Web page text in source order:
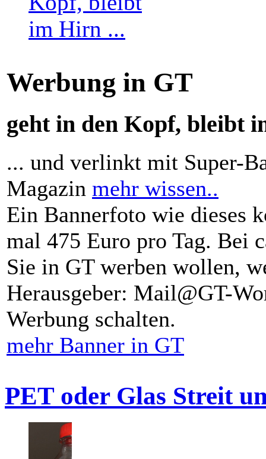
Werbung in GT
geht in den Kopf, bleibt
... und verlinkt mit Super-
Magazin mehr wissen..
Ein Bannerfoto wie dieses
mal 475 Euro pro Tag. Bei
Sie in GT werben wollen,
Herausgeber: Mail@GT-
Werbung schalten.
mehr Banner in GT
PET oder Glas Streit